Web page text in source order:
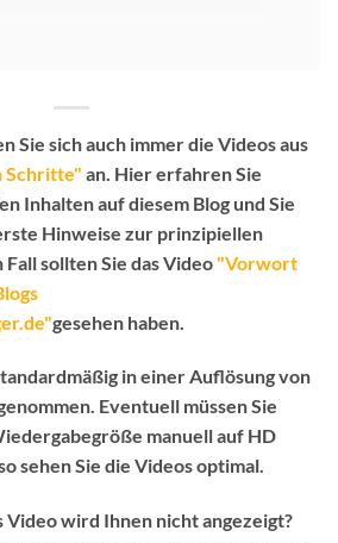
Sie sich auch immer die Videos aus
Schritte" an. Hier erfahren Sie
Inhalten auf diesem Blog und Sie
Hinweise zur prinzipiellen
Fall sollten Sie das Video "Vorwort
gesehen haben.
in einer Auflösung von
Eventuell müssen Sie
manuell auf HD
sehen Sie die Videos optimal.
Video wird Ihnen nicht angezeigt?